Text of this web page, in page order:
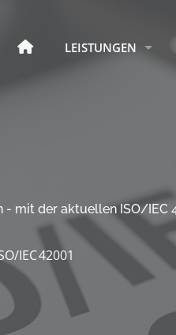
HOMELEISTUNGEN
mit der aktuellen ISO/IEC
IEC 42001